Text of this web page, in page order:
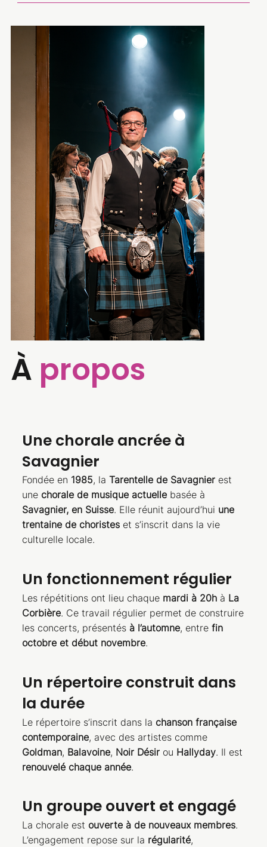
À propos
Une chorale ancrée à
Savagnier
Fondée en 1985, la Tarentelle de Savagnierest
une chorale de musique actuellebasée à
Savagnier, en Suisse. Elle réunit aujourd’hui une
trentaine de choristeset s’inscrit dans la vie
culturelle locale.
Un fonctionnement régulier
Les répétitions ont lieu chaque mardi à 20hà La
Corbière. Ce travail régulier permet de construire
les concerts, présentés à l’automne, entre fin
octobre et début novembre.
Un répertoire construit dans
la durée
Le répertoire s’inscrit dans la chanson française
contemporaine, avec des artistes comme
Goldman, Balavoine, Noir Désirou Hallyday. Il est
renouvelé chaque année.
Un groupe ouvert et engagé
La chorale est ouverte à de nouveaux membres.
L’engagement repose sur la régularité,